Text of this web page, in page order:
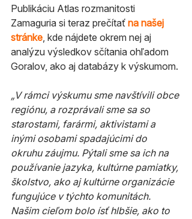
Publikáciu Atlas rozmanitosti
Zamaguria si teraz prečítať na našej
stránke, kde nájdete okrem nej aj
analýzu výsledkov sčítania ohľadom
Goralov, ako aj databázy k výskumom.
„V rámci výskumu sme navštívili obce
regiónu, a rozprávali sme sa so
starostami, farármi, aktivistami a
inými osobami spadajúcimi do
okruhu záujmu. Pýtali sme sa ich na
používanie jazyka, kultúrne pamiatky,
školstvo, ako aj kultúrne organizácie
fungujúce v týchto komunitách.
Našim cieľom bolo ísť hlbšie, ako to